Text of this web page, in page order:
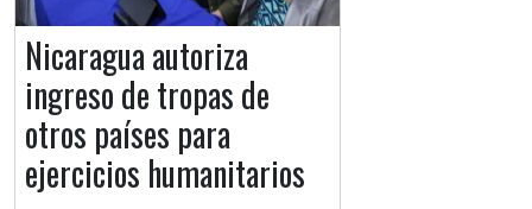
Nicaragua autoriza
ingreso de tropas de
otros países para
ejercicios humanitarios